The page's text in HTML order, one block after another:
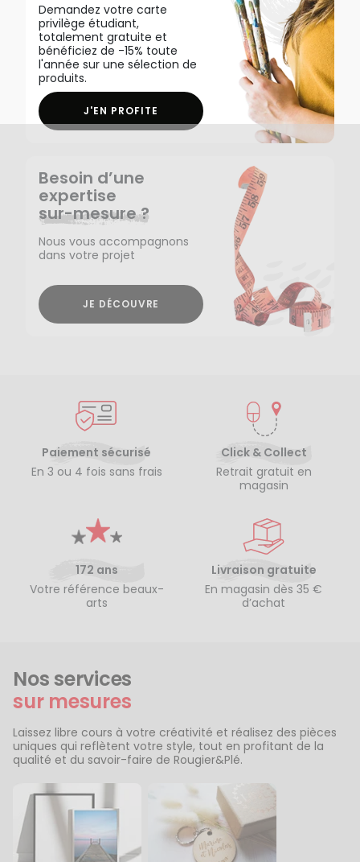
Demandez votre carte
privilège étudiant,
totalement gratuite et
bénéficiez de -15% toute
l'année sur une sélection de
produits.
J'EN PROFITE
Besoin d’une
expertise
sur-mesure ?
Nous vous accompagnons
dans votre projet
JE DÉCOUVRE
Paiement sécurisé
En 3 ou 4 fois sans frais
Click & Collect
Retrait gratuit en
magasin
172 ans
Votre référence beaux-
arts
Livraison gratuite
En magasin dès 35 €
d’achat
Nos services
sur mesures
Laissez libre cours à votre créativité et réalisez des pièces
uniques qui reflètent votre style, tout en profitant de la
qualité et du savoir-faire de Rougier&Plé.